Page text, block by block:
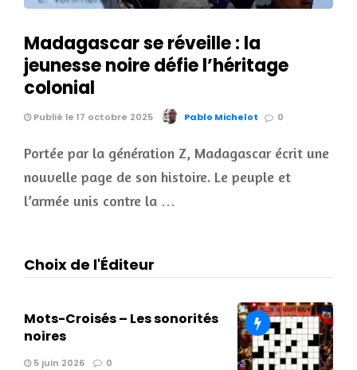
Madagascar se réveille : la
jeunesse noire défie l’héritage
colonial
Publié le 17 octobre 2025 Pablo Michelot 0
Portée par la génération Z, Madagascar écrit une
nouvelle page de son histoire. Le peuple et
l’armée unis contre la …
Choix de l'Éditeur
Mots-Croisés – Les sonorités
noires
5 juin 2026 0